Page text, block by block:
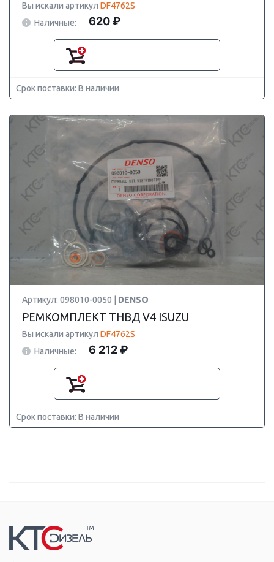
Вы искали артикул DF4762S
Наличные:
620 ₽
Срок поставки: В наличии
Артикул: 098010-0050 | DENSO
РЕМКОМПЛЕКТ ТНВД V4 ISUZU
Вы искали артикул DF4762S
Наличные:
6 212 ₽
Срок поставки: В наличии